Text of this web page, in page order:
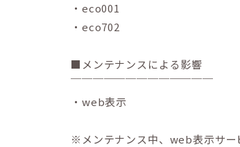
・eco001
・eco702
■メンテナンスによる影響
￣￣￣￣￣￣￣￣￣￣￣￣￣
・web表示
※メンテナンス中、web表示サー